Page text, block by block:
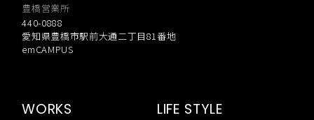
豊橋営業所
440-0888
愛知県豊橋市駅前大通二丁目81番地
emCAMPUS
WORKS LIFE STYLE